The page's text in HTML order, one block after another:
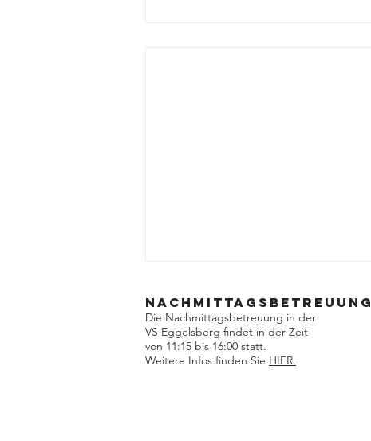
Besuch im Zoo
NachmittagsbetreuunG
Die Nachmittagsbetreuung in der
VS Eggelsberg findet in der Zeit
von 11:15 bis 16:00 statt.
Weitere Infos finden Sie HIER.